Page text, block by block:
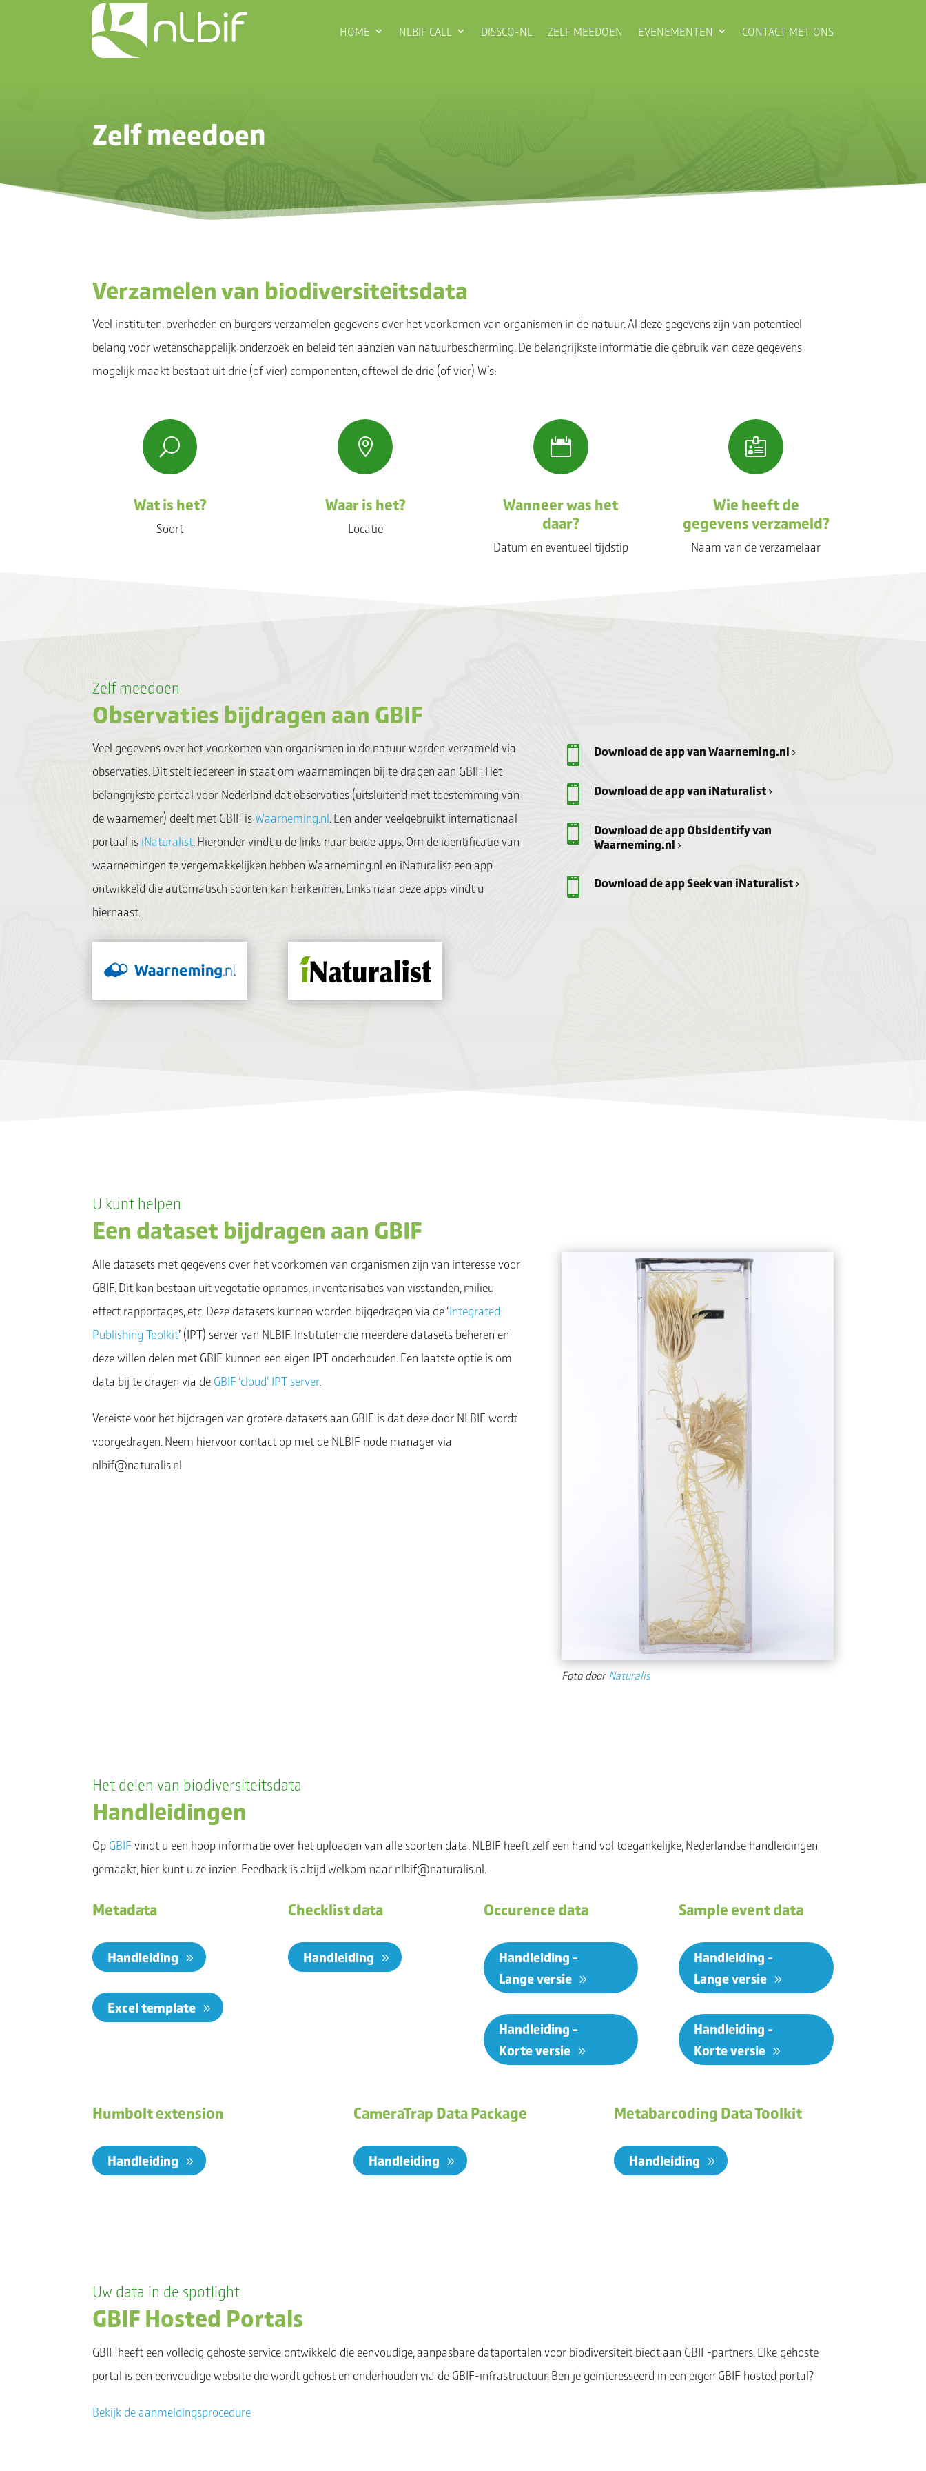
HOME NLBIF CALL DISSCO-NL ZELF MEEDOEN EVENEMENTEN CONTACT MET ONS
Zelf meedoen
Verzamelen van biodiversiteitsdata
Veel instituten, overheden en burgers verzamelen gegevens over het voorkomen van organismen in de natuur. Al deze gegevens zijn van potentieel
belang voor wetenschappelijk onderzoek en beleid ten aanzien van natuurbescherming. De belangrijkste informatie die gebruik van deze gegevens
mogelijk maakt bestaat uit drie (of vier) componenten, oftewel de drie (of vier) W’s:
U
Wat is het?
Soort

Waar is het?
Locatie

Wanneer was het
daar?
Datum en eventueel tijdstip

Wie heeft de
gegevens verzameld?
Naam van de verzamelaar
Zelf meedoen
Observaties bijdragen aan GBIF
Veel gegevens over het voorkomen van organismen in de natuur worden verzameld via
observaties. Dit stelt iedereen in staat om waarnemingen bij te dragen aan GBIF. Het
belangrijkste portaal voor Nederland dat observaties (uitsluitend met toestemming van
de waarnemer) deelt met GBIF isWaarneming.nl. Een ander veelgebruikt internationaal
portaal isiNaturalist. Hieronder vindt u de links naar beide apps. Om de identificatie van
waarnemingen te vergemakkelijken hebben Waarneming.nl en iNaturalist een app
ontwikkeld die automatisch soorten kan herkennen. Links naar deze apps vindt u
hiernaast.
 Download de app van Waarneming.nl ›
 Download de app van iNaturalist ›

Download de app ObsIdentify van
Waarneming.nl ›
 Download de app Seek van iNaturalist ›
U kunt helpen
Een dataset bijdragen aan GBIF
Alle datasets met gegevens over het voorkomen van organismen zijn van interesse voor
GBIF. Dit kan bestaan uit vegetatie opnames, inventarisaties van visstanden, milieu
effect rapportages, etc. Deze datasets kunnen worden bijgedragen via de ‘Integrated
Publishing Toolkit’ (IPT) server van NLBIF. Instituten die meerdere datasets beheren en
deze willen delen met GBIF kunnen een eigen IPT onderhouden. Een laatste optie is om
data bij te dragen via deGBIF ‘cloud’ IPT server.
Vereiste voor het bijdragen van grotere datasets aan GBIF is dat deze door NLBIF wordt
voorgedragen. Neem hiervoor contact op met de NLBIF node manager via
nlbif@naturalis.nl
Foto doorNaturalis
Het delen van biodiversiteitsdata
Handleidingen
OpGBIFvindt u een hoop informatie over het uploaden van alle soorten data. NLBIF heeft zelf een hand vol toegankelijke, Nederlandse handleidingen
gemaakt, hier kunt u ze inzien. Feedback is altijd welkom naar nlbif@naturalis.nl.
Metadata
Handleiding
Excel template
Checklist data
Handleiding
Occurence data
Handleiding -
Lange versie
Handleiding -
Korte versie
Sample event data
Handleiding -
Lange versie
Handleiding -
Korte versie
Humbolt extension
Handleiding
CameraTrap Data Package
Handleiding
Metabarcoding Data Toolkit
Handleiding
Uw data in de spotlight
GBIF Hosted Portals
GBIF heeft een volledig gehoste service ontwikkeld die eenvoudige, aanpasbare dataportalen voor biodiversiteit biedt aan GBIF-partners. Elke gehoste
portal is een eenvoudige website die wordt gehost en onderhouden via de GBIF-infrastructuur. Ben je geïnteresseerd in een eigen GBIF hosted portal?
Bekijk de aanmeldingsprocedure